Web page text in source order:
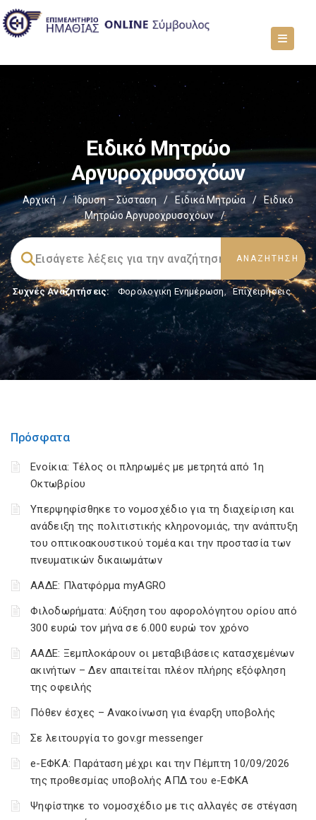
Ειδικό Μητρώο
Αργυροχρυσοχόων
Αρχική / Ίδρυση – Σύσταση / Ειδικά Μητρώα /
Ειδικό
Μητρώο Αργυροχρυσοχόων
/
Συχνές Αναζητήσεις: Φορολογικη Ενημέρωση, Επιχειρήσεις
Πρόσφατα
Ενοίκια: Τέλος οι πληρωμές με μετρητά από 1η
Οκτωβρίου
Υπερψηφίσθηκε το νομοσχέδιο για τη διαχείριση και
ανάδειξη της πολιτιστικής κληρονομιάς, την ανάπτυξη
του οπτικοακουστικού τομέα και την προστασία των
πνευματικών δικαιωμάτων
ΑΑΔΕ: Πλατφόρμα myAGRO
Φιλοδωρήματα: Αύξηση του αφορολόγητου ορίου από
300 ευρώ τον μήνα σε 6.000 ευρώ τον χρόνο
ΑΑΔΕ: Ξεμπλοκάρουν οι μεταβιβάσεις κατασχεμένων
ακινήτων – Δεν απαιτείται πλέον πλήρης εξόφληση
της οφειλής
Πόθεν έσχες – Ανακοίνωση για έναρξη υποβολής
Σε λειτουργία το gov.gr messenger
e-ΕΦΚΑ: Παράταση μέχρι και την Πέμπτη 10/09/2026
της προθεσμίας υποβολής ΑΠΔ του e-ΕΦΚΑ
Ψηφίστηκε το νομοσχέδιο με τις αλλαγές σε στέγαση